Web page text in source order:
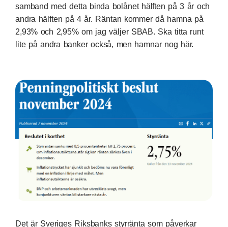
samband med detta binda bolånet hälften på 3 år och
andra hälften på 4 år. Räntan kommer då hamna på
2,93% och 2,95% om jag väljerSBAB. Ska titta runt
lite på andra banker också, men hamnar nog här.
Det är Sveriges Riksbanksstyrränta som påverkar